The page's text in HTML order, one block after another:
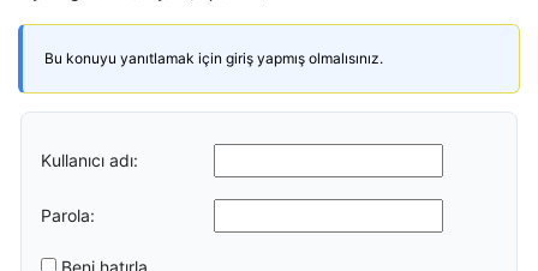
Bu konuyu yanıtlamak için giriş yapmış olmalısınız.
Kullanıcı adı:
Parola:
Beni hatırla